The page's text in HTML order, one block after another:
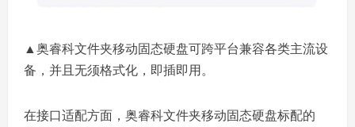
▲奥睿科文件夹移动固态硬盘可跨平台兼容各类主流设
备，并且无须格式化，即插即用。
在接口适配方面，奥睿科文件夹移动固态硬盘标配的